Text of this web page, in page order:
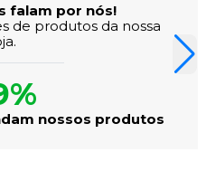
falam por nós!
de produtos da nossa
nossos produtos